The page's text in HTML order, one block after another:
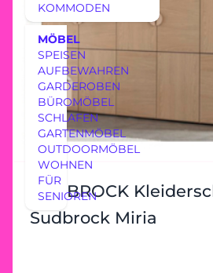
KOMMODEN
MÖBEL
SPEISEN
AUFBEWAHREN
GARDEROBEN
BÜROMÖBEL
SCHLAFEN
GARTENMÖBEL
OUTDOORMÖBEL
WOHNEN
FÜR
SENIOREN
SUDBROCK
Sudbrock Miria